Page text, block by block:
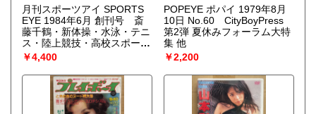
月刊スポーツアイ SPORTS
EYE 1984年6月 創刊号 斎
藤千鶴・新体操・水泳・テニ
ス・陸上競技・高校スポーツ
他
￥4,400
POPEYE ポパイ 1979年8月
10日 No.60 CityBoyPress
第2弾 夏休みフォーラム大特
集 他
￥2,200